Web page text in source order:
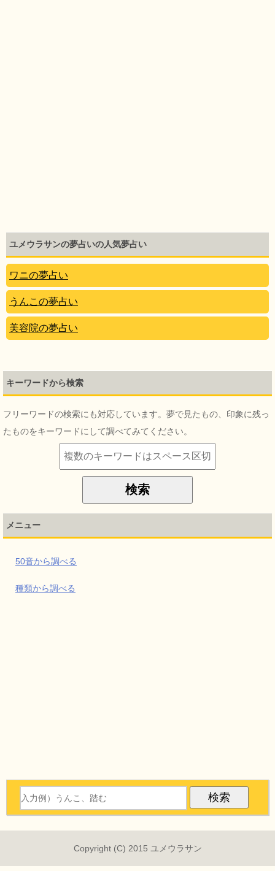
ユメウラサンの夢占いの人気夢占い
ワニの夢占い
うんこの夢占い
美容院の夢占い
キーワードから検索
フリーワードの検索にも対応しています。夢で見たもの、印象に残っ
たものをキーワードにして調べてみてください。
メニュー
50音から調べる
種類から調べる
Copyright (C) 2015 ユメウラサン